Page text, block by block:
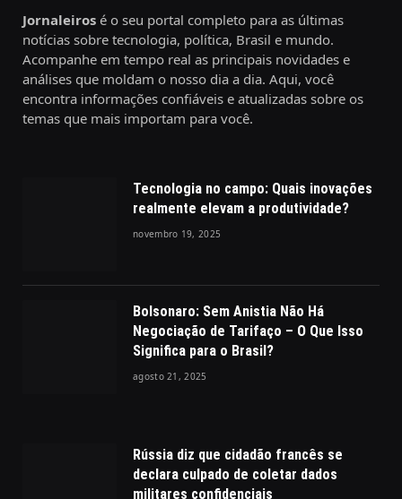
Jornaleiros é o seu portal completo para as últimas
notícias sobre tecnologia, política, Brasil e mundo.
Acompanhe em tempo real as principais novidades e
análises que moldam o nosso dia a dia. Aqui, você
encontra informações confiáveis e atualizadas sobre os
temas que mais importam para você.
Tecnologia no campo: Quais inovações
realmente elevam a produtividade?
novembro 19, 2025
Bolsonaro: Sem Anistia Não Há
Negociação de Tarifaço – O Que Isso
Significa para o Brasil?
agosto 21, 2025
Rússia diz que cidadão francês se
declara culpado de coletar dados
militares confidenciais